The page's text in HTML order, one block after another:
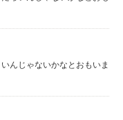
んじゃないかなとおもいま